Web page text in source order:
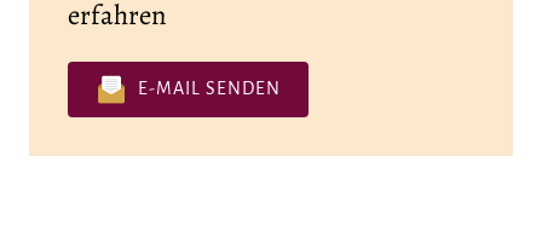
erfahren
E-MAIL SENDEN